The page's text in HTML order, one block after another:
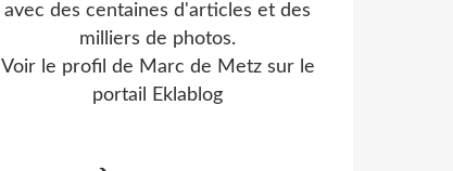
avec des centaines d'articles et des
milliers de photos.
Voir le profil de Marc de Metzsur le
portail Eklablog